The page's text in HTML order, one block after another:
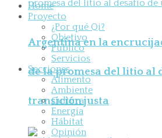
Argentina en la
de la promesa del litio al
transición justa
Home
Proyecto
¿Por qué Qi?
Objetivo
Público
Servicios
Secciones
Alimento
Ambiente
Cultura
Energía
Hábitat
Opinión